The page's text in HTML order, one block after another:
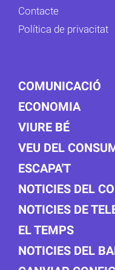
Contacte
Política de privacitat
COMUNICACIÓ
ECONOMIA
VIURE BÉ
VEU DEL
ESCAPA'T
NOTICIES DEL
NOTICIES DE
EL TEMPS
NOTICIES DEL